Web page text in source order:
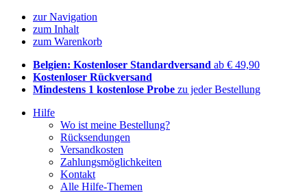
zur Navigation
zum Inhalt
zum Warenkorb
Belgien: Kostenloser Standardversand ab € 49,90
Kostenloser Rückversand
Mindestens 1 kostenlose Probe zu jeder Bestellung
Hilfe
Wo ist meine Bestellung?
Rücksendungen
Versandkosten
Zahlungsmöglichkeiten
Kontakt
Alle Hilfe-Themen